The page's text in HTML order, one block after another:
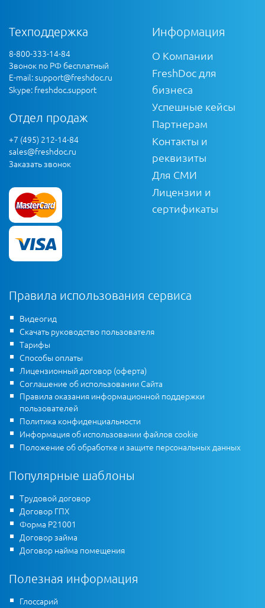
Техподдержка
8-800-333-14-84
Звонок по РФ бесплатный
E-mail:support@freshdoc.ru
Skype: freshdoc.support
Отдел продаж
+7 (495) 212-14-84
sales@freshdoc.ru
Заказать звонок
Информация
О Компании
FreshDoc для
бизнеса
Успешные кейсы
Партнерам
Контакты и
реквизиты
Для СМИ
Лицензии и
сертификаты
Правила использования сервиса
Видеогид
Скачать руководство пользователя
Тарифы
Способы оплаты
Лицензионный договор (оферта)
Соглашение об использовании Сайта
Правила оказания информационной поддержки
пользователей
Политика конфиденциальности
Информация об использовании файлов cookie
Положение об обработке и защите персональных данных
Популярные шаблоны
Трудовой договор
Договор ГПХ
Форма Р21001
Договор займа
Договор найма помещения
Полезная информация
Глоссарий